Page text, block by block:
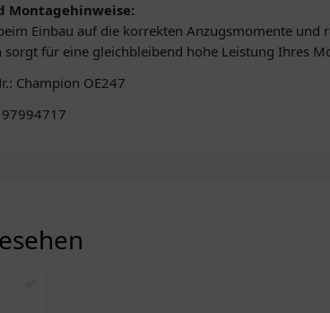
Montagehinweise:
Einbau auf die korrekten Anzugsmomente
sorgt für eine gleichbleibend hohe Leistung Ihres
Champion OE247
✅